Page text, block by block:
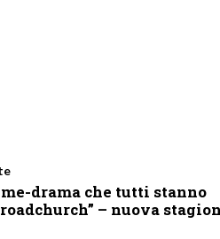
drama che tutti stanno
– nuova